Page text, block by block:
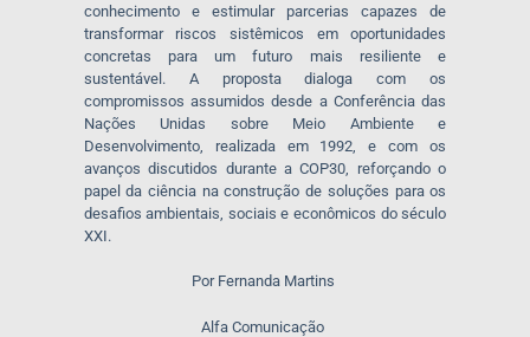
conhecimento e estimular parcerias capazes de
transformar riscos sistêmicos em oportunidades
concretas para um futuro mais resiliente e
sustentável. A proposta dialoga com os
compromissos assumidos desde a Conferência das
Nações Unidas sobre Meio Ambiente e
Desenvolvimento, realizada em 1992, e com os
avanços discutidos durante a COP30, reforçando o
papel da ciência na construção de soluções para os
desafios ambientais, sociais e econômicos do século
XXI.
Por Fernanda Martins
Alfa Comunicação